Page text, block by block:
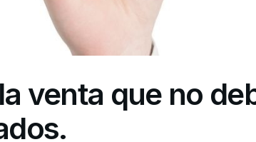
venta que no